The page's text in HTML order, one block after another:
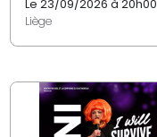
Le 23/09/2026 à 20h00
Liège